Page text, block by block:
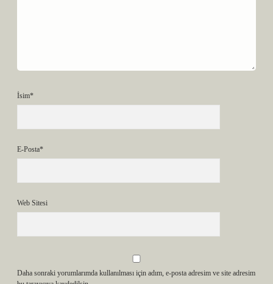
İsim*
E-Posta*
Web Sitesi
Daha sonraki yorumlarımda kullanılması için adım, e-posta adresim ve site adresim